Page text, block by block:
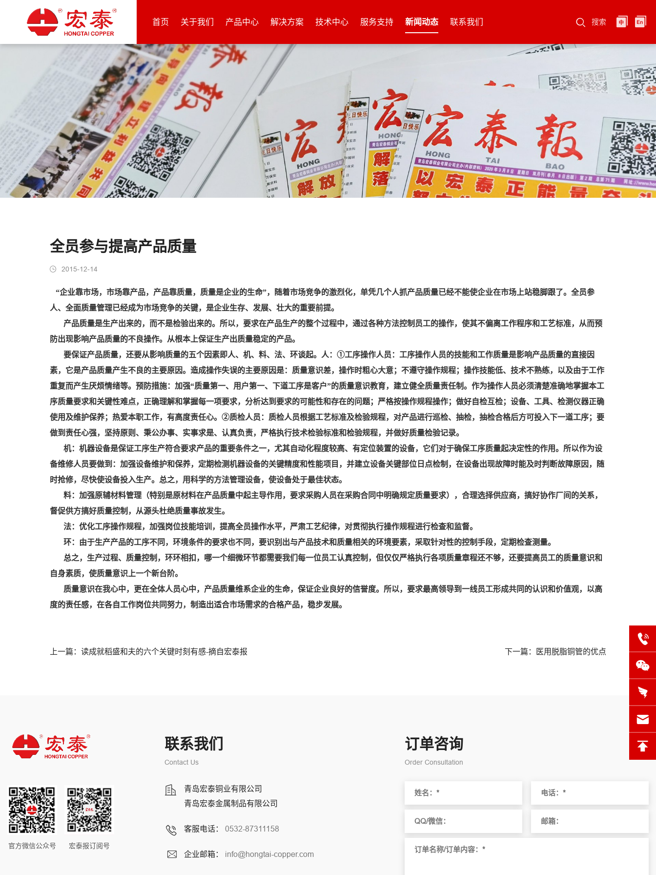
搜索
首页 关于我们 产品中心 解决方案 技术中心 服务支持 新闻动态 联系我们
全员参与提高产品质量
2015-12-14
“企业靠市场，市场靠产品，产品靠质量，质量是企业的生命”，随着市场竞争的激烈化，单凭几个人抓产品质量已经不能使企业在市场上站稳脚跟了。全员参
人、全面质量管理已经成为市场竞争的关键，是企业生存、发展、壮大的重要前提。
产品质量是生产出来的，而不是检验出来的。所以，要求在产品生产的整个过程中，通过各种方法控制员工的操作，使其不偏离工作程序和工艺标准，从而预
防出现影响产品质量的不良操作。从根本上保证生产出质量稳定的产品。
要保证产品质量，还要从影响质量的五个因素即人、机、料、法、环谈起。人：①工序操作人员：工序操作人员的技能和工作质量是影响产品质量的直接因
素，它是产品质量产生不良的主要原因。造成操作失误的主要原因是：质量意识差，操作时粗心大意；不遵守操作规程；操作技能低、技术不熟练，以及由于工作
重复而产生厌烦情绪等。预防措施：加强“质量第一、用户第一、下道工序是客户”的质量意识教育，建立健全质量责任制。作为操作人员必须清楚准确地掌握本工
序质量要求和关键性难点，正确理解和掌握每一项要求，分析达到要求的可能性和存在的问题；严格按操作规程操作；做好自检互检；设备、工具、检测仪器正确
使用及维护保养；热爱本职工作，有高度责任心。②质检人员：质检人员根据工艺标准及检验规程，对产品进行巡检、抽检，抽检合格后方可投入下一道工序；要
做到责任心强，坚持原则、秉公办事、实事求是、认真负责，严格执行技术检验标准和检验规程，并做好质量检验记录。
机：机器设备是保证工序生产符合要求产品的重要条件之一，尤其自动化程度较高、有定位装置的设备，它们对于确保工序质量起决定性的作用。所以作为设
备维修人员要做到：加强设备维护和保养，定期检测机器设备的关键精度和性能项目，并建立设备关键部位日点检制，在设备出现故障时能及时判断故障原因，随
时抢修，尽快使设备投入生产。总之，用科学的方法管理设备，使设备处于最佳状态。
料：加强原辅材料管理（特别是原材料在产品质量中起主导作用，要求采购人员在采购合同中明确规定质量要求），合理选择供应商，搞好协作厂间的关系，
督促供方搞好质量控制，从源头杜绝质量事故发生。
法：优化工序操作规程，加强岗位技能培训，提高全员操作水平，严肃工艺纪律，对贯彻执行操作规程进行检查和监督。
环：由于生产产品的工序不同，环境条件的要求也不同，要识别出与产品技术和质量相关的环境要素，采取针对性的控制手段，定期检查测量。
总之，生产过程、质量控制，环环相扣，哪一个细微环节都需要我们每一位员工认真控制，但仅仅严格执行各项质量章程还不够，还要提高员工的质量意识和
自身素质，使质量意识上一个新台阶。
质量意识在我心中，更在全体人员心中，产品质量维系企业的生命，保证企业良好的信誉度。所以，要求最高领导到一线员工形成共同的认识和价值观，以高
度的责任感，在各自工作岗位共同努力，制造出适合市场需求的合格产品，稳步发展。
上一篇：读成就稻盛和夫的六个关键时刻有感-摘自宏泰报 下一篇：医用脱脂铜管的优点
官方微信公众号 宏泰报订阅号
联系我们
Contact Us
青岛宏泰铜业有限公司
青岛宏泰金属制品有限公司
客服电话： 0532-87311158
企业邮箱： info@hongtai-copper.com
订单咨询
Order Consultation